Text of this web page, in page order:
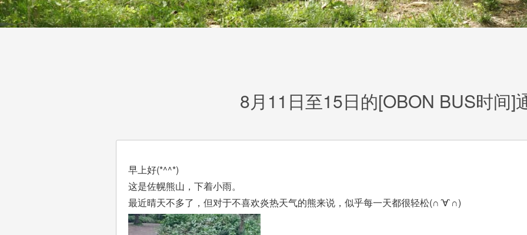
8月11日至15日的[OBON BUS时间]
早上好(*^^*)
这是佐幌熊山，下着小雨。
最近晴天不多了，但对于不喜欢炎热天气的熊来说，似乎每一天都很轻松(∩´∀`∩)